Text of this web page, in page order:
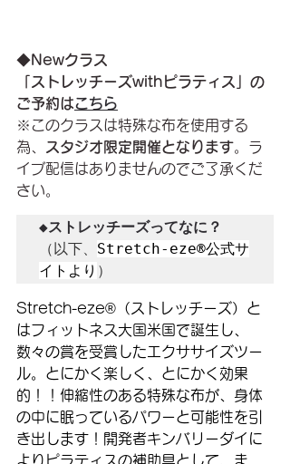
◆Newクラス
「ストレッチーズwithピラティス」の
ご予約はこちら
※このクラスは特殊な布を使用する
為、
スタジオ限定開催となります。 ラ
イブ配信はありませんのでご了承くだ
さい。
◆ストレッチーズってなに？
（以下、 Stretch-eze®公式サ
イトより ）
Stretch-eze®（ストレッチーズ）と
はフィットネス大国米国で誕生し、
数々の賞を受賞したエクササイズツー
ル。とにかく楽しく、とにかく効果
的！！伸縮性のある特殊な布が、身体
の中に眠っているパワーと可能性を引
き出します！開発者キンバリーダイに
よりピラティスの補助具として、ま